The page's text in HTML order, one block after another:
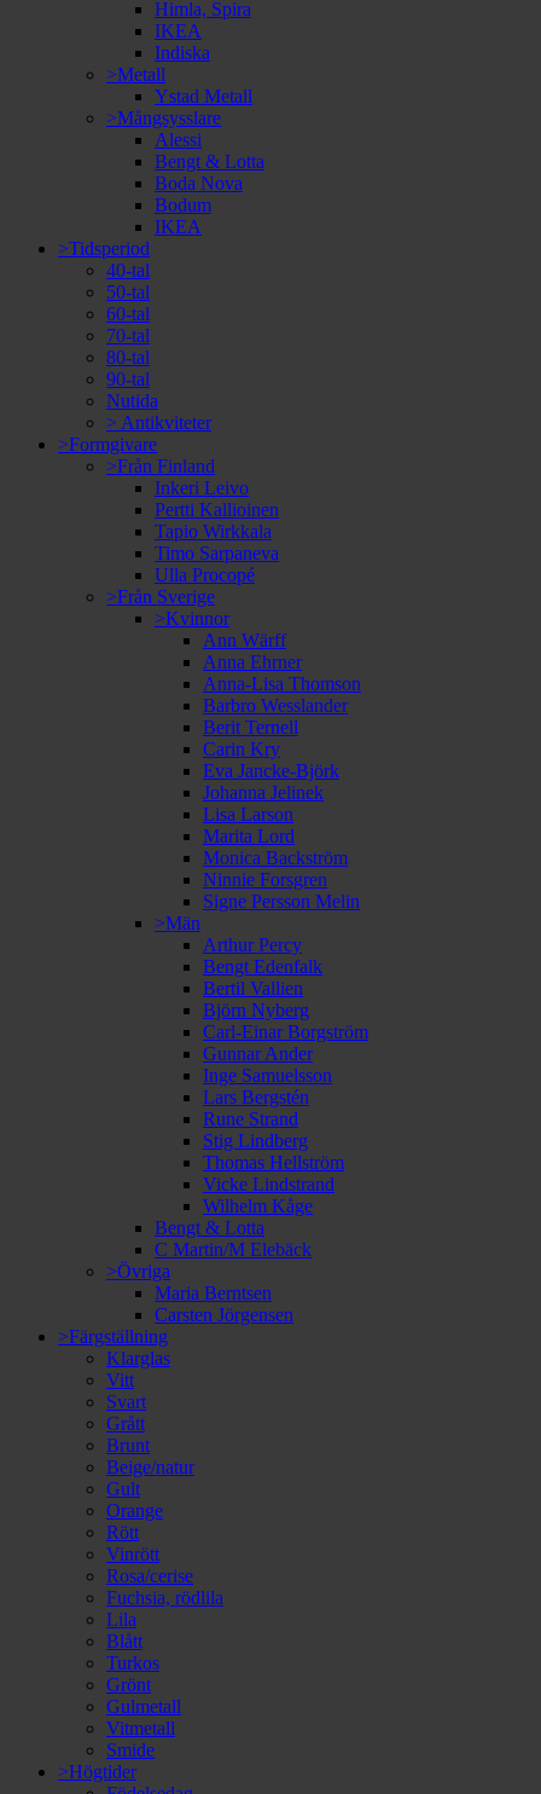
Himla, Spira
IKEA
Indiska
>Metall
Ystad Metall
>Mångsysslare
Alessi
Bengt & Lotta
Boda Nova
Bodum
IKEA
>Tidsperiod
40-tal
50-tal
60-tal
70-tal
80-tal
90-tal
Nutida
> Antikviteter
>Formgivare
>Från Finland
Inkeri Leivo
Pertti Kallioinen
Tapio Wirkkala
Timo Sarpaneva
Ulla Procopé
>Från Sverige
>Kvinnor
Ann Wärff
Anna Ehrner
Anna-Lisa Thomson
Barbro Wesslander
Berit Ternell
Carin Kry
Eva Jancke-Björk
Johanna Jelinek
Lisa Larson
Marita Lord
Monica Backström
Ninnie Forsgren
Signe Persson Melin
>Män
Arthur Percy
Bengt Edenfalk
Bertil Vallien
Björn Nyberg
Carl-Einar Borgström
Gunnar Ander
Inge Samuelsson
Lars Bergstén
Rune Strand
Stig Lindberg
Thomas Hellström
Vicke Lindstrand
Wilhelm Kåge
Bengt & Lotta
C Martin/M Elebäck
>Övriga
Maria Berntsen
Carsten Jörgensen
>Färgställning
Klarglas
Vitt
Svart
Grått
Brunt
Beige/natur
Gult
Orange
Rött
Vinrött
Rosa/cerise
Fuchsia, rödlila
Lila
Blått
Turkos
Grönt
Gulmetall
Vitmetall
Smide
>Högtider